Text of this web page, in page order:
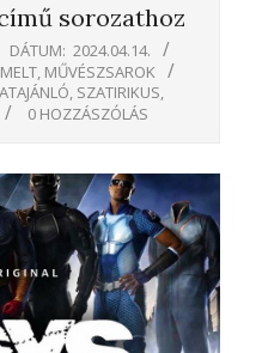
sorozathoz
DÁTUM: 2024.04.14.
, MŰVÉSZSAROK
, SZATIRIKUS,
0 HOZZÁSZÓLÁS